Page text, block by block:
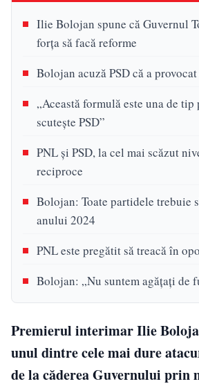
Ilie Bolojan spune că Guvernul
forța să facă reforme
Bolojan acuză PSD că a
„Această formulă este una de tip
scutește PSD”
PNL și PSD, la cel mai scăzut
reciproce
Bolojan: Toate partidele trebuie
anului 2024
PNL este pregătit să treacă în
Bolojan: „Nu suntem agățați de
Premierul interimar Ilie
unul dintre cele mai dure
de la căderea Guvernului prin